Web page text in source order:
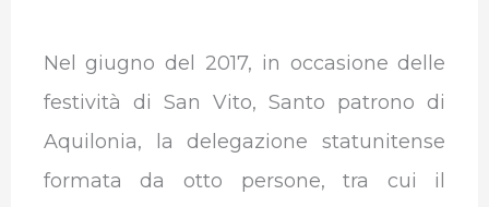
Nel giugno del 2017, in occasione delle
festività di San Vito, Santo patrono di
Aquilonia, la delegazione statunitense
formata da otto persone, tra cui il